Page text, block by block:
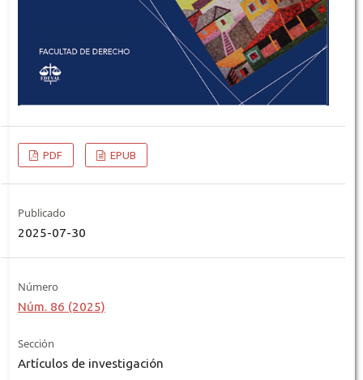
PDF EPUB
Publicado
2025-07-30
Número
Núm. 86 (2025)
Sección
Artículos de investigación